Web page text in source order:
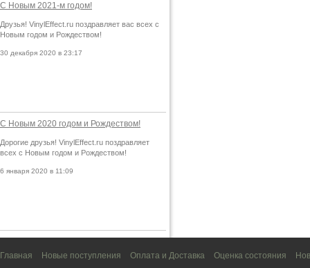
С Новым 2021-м годом!
Друзья! VinylEffect.ru поздравляет вас всех с
Новым годом и Рождеством!
30 декабря 2020 в 23:17
С Новым 2020 годом и Рождеством!
Дорогие друзья! VinylEffect.ru поздравляет
всех с Новым годом и Рождеством!
6 января 2020 в 11:09
Главная Новые поступления Оплата и Доставка Оценка состояния